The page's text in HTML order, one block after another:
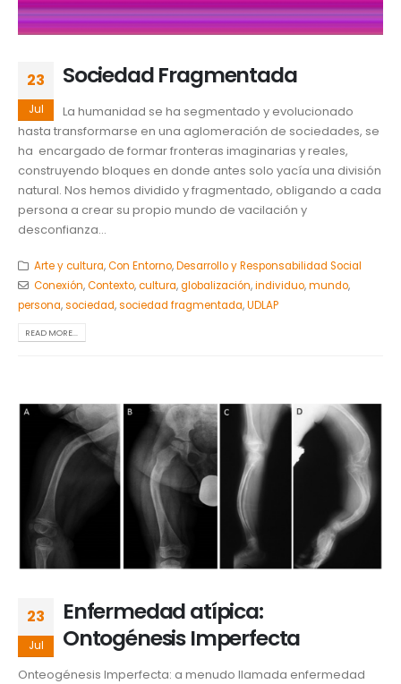
23
Jul
Sociedad Fragmentada
La humanidad se ha segmentado y evolucionado
hasta transformarse en una aglomeración de sociedades, se
ha encargado de formar fronteras imaginarias y reales,
construyendo bloques en donde antes solo yacía una división
natural. Nos hemos dividido y fragmentado, obligando a cada
persona a crear su propio mundo de vacilación y
desconfianza...
Arte y cultura,Con Entorno,Desarrollo y Responsabilidad Social
Conexión,Contexto,cultura,globalización,individuo,mundo,
persona,sociedad,sociedad fragmentada,UDLAP
READ MORE...
23
Jul
Enfermedad atípica:
Ontogénesis Imperfecta
Onteogénesis Imperfecta: a menudo llamada enfermedad